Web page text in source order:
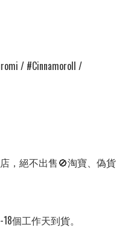
/ #Cinnamoroll /
，絕不出售🚫淘寶、偽貨
個工作天到貨。